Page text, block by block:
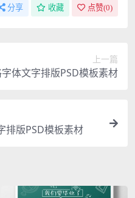
分享 收藏 点赞(0)
上一篇
体文字排版PSD模板素材
排版PSD模板素材